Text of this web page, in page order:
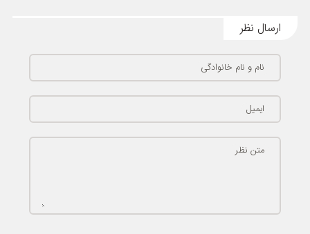
ارسال نظر
نام و نام خانوادگی
ایمیل
متن نظر